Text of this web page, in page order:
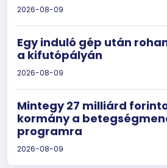
2026-08-09
Egy induló gép után
a kifutópályán
2026-08-09
Mintegy 27 milliárd
kormány a
programra
2026-08-09